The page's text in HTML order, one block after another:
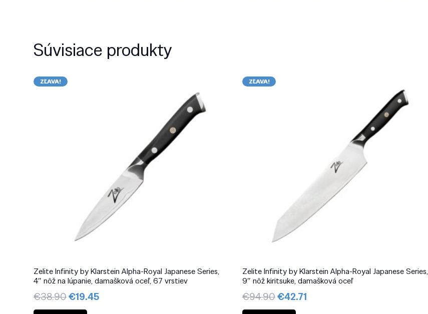
Súvisiace produkty
ZĽAVA!
Zelite Infinity by Klarstein Alpha-Royal Japanese Series,
4″ nôž na lúpanie, damašková oceľ, 67 vrstiev
€38.90Pôvodná
cena
€19.45Aktuálna
ZĽAVA!
Zelite Infinity by Klarstein Alpha-Royal Japanese Series,
9″ nôž kiritsuke, damašková oceľ
€94.90Pôvodná
cena
€42.71Aktuálna